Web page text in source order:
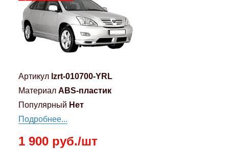
Артикул lzrt-010700-YRL
Материал ABS-пластик
Популярный Нет
Подробнее...
1 900 руб./шт
Компрессионные фитинги Poliext
Honda
Hyundai
Infinity
Kia
Lada
Флуоресцентные краски
Шпатлевки, штукатурки
Эмали универсальные акриловые
Грунтовки, защитные лаки
Магнитные панели на холодильник